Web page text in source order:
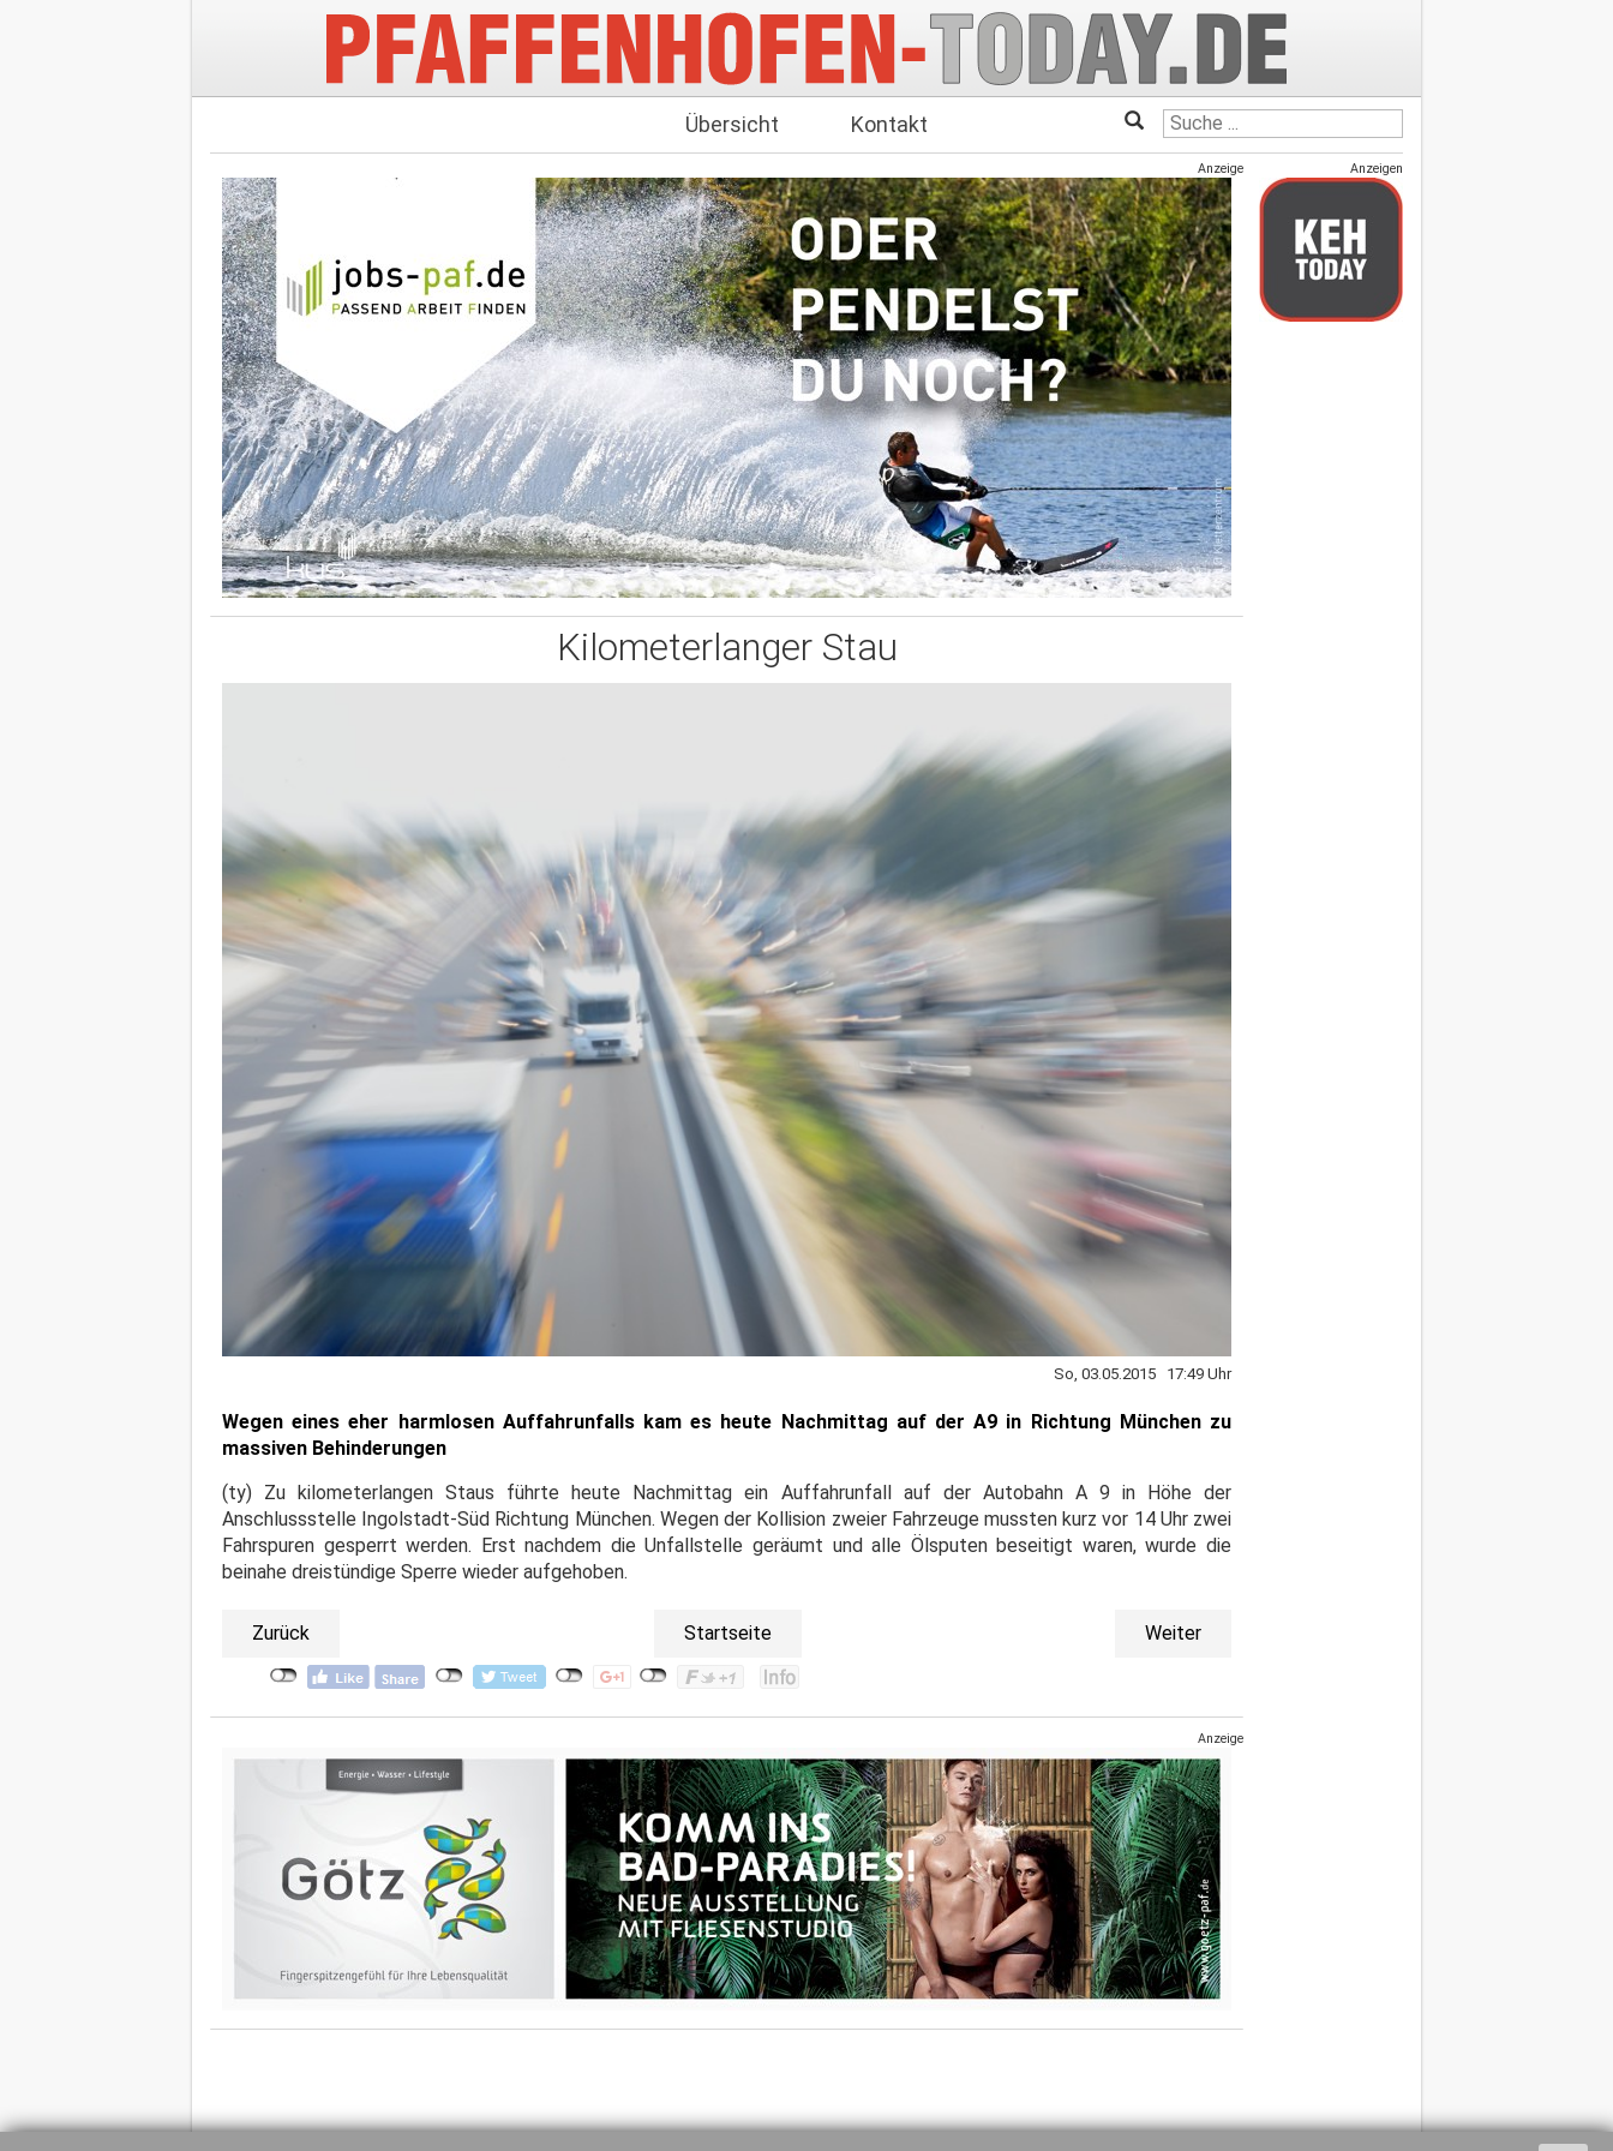
Übersicht Kontakt
Anzeige
Kilometerlanger Stau
So, 03.05.2015 17:49 Uhr
Wegen eines eher harmlosen Auffahrunfalls kam es heute Nachmittag auf der A9 in Richtung München zu
massiven Behinderungen
(ty) Zu kilometerlangen Staus führte heute Nachmittag ein Auffahrunfall auf der Autobahn A 9 in Höhe der
Anschlussstelle Ingolstadt-Süd Richtung München. Wegen der Kollision zweier Fahrzeuge mussten kurz vor 14 Uhr zwei
Fahrspuren gesperrt werden. Erst nachdem die Unfallstelle geräumt und alle Ölsputen beseitigt waren, wurde die
beinahe dreistündige Sperre wieder aufgehoben.
Zurück Startseite Weiter
Anzeige
Anzeigen